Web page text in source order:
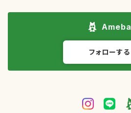
Ameba
フォローする